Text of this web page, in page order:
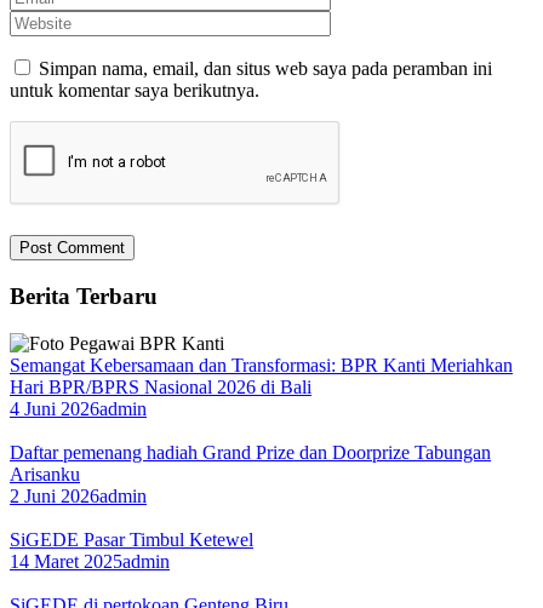
Simpan nama, email, dan situs web saya pada peramban ini
untuk komentar saya berikutnya.
Berita Terbaru
Semangat Kebersamaan dan Transformasi: BPR Kanti Meriahkan
Hari BPR/BPRS Nasional 2026 di Bali
4 Juni 2026admin
Daftar pemenang hadiah Grand Prize dan Doorprize Tabungan
Arisanku
2 Juni 2026admin
SiGEDE Pasar Timbul Ketewel
14 Maret 2025admin